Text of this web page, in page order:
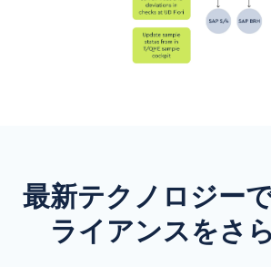
最新テクノロジー
ライアンスをさ